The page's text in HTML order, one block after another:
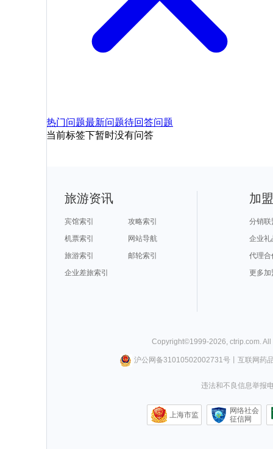
热门问题最新问题待回答问题
当前标签下暂时没有问答
旅游资讯
宾馆索引
攻略索引
机票索引
网站导航
旅游索引
邮轮索引
企业差旅索引
加
分销联
企业礼
代理合
更多加
Copyright©1999-2026, ctrip.com.
沪公网备31010502002731号丨 互联网药
违法和不良信息举报
上海市监
网络社会
征信网